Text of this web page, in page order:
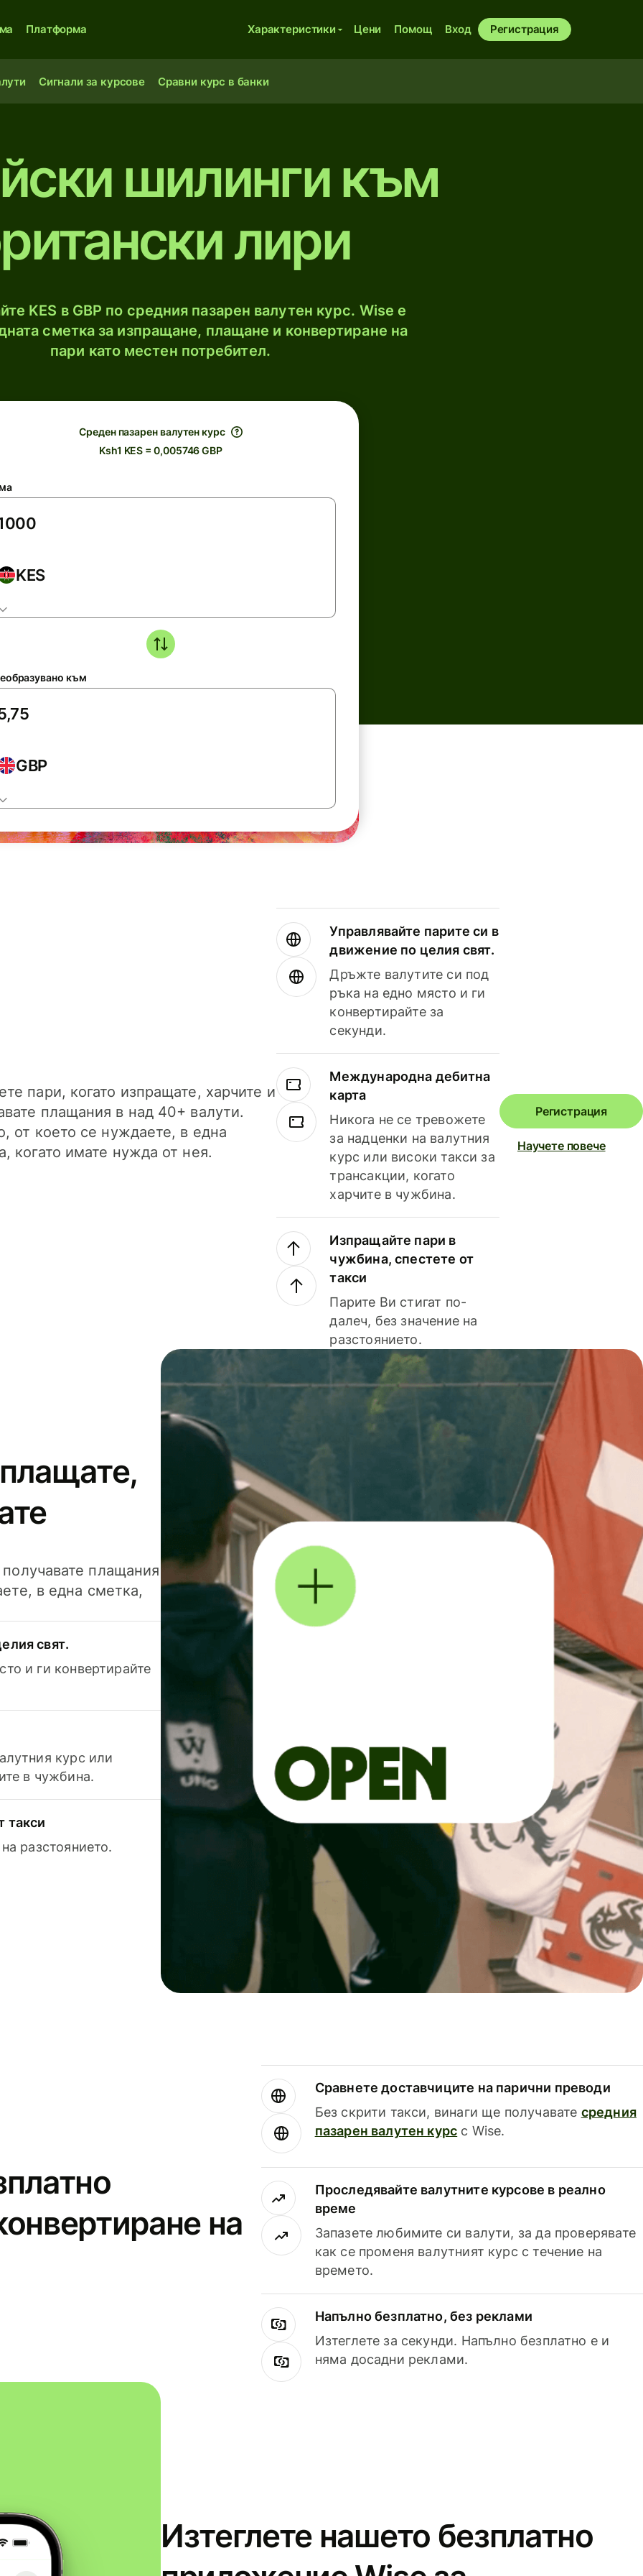
Платформа Характеристики Цени Помощ Вход Регистрация
Сигнали за курсове Сравни курс в банки
шилинги към
лири
KES в GBP по средния пазарен валутен курс. Wise е
сметка за изпращане, плащане и конвертиране на
пари като местен потребител.
Среден пазарен валутен курс
Ksh1 KES = 0,005746 GBP
KES
към
GBP
пари, когато изпращате, харчите и
плащания в над 40+ валути.
от което се нуждаете, в една
когато имате нужда от нея.
Управлявайте парите си в
движение по целия свят.
Дръжте валутите си под
ръка на едно място и ги
конвертирайте за
секунди.
Международна дебитна
карта
Никога не се тревожете
за надценки на валутния
курс или високи такси за
трансакции, когато
харчите в чужбина.
Изпращайте пари в
чужбина, спестете от
такси
Парите Ви стигат по-
далеч, без значение на
разстоянието.
Регистрация
Научете повече
плащания
в една сметка,
свят.
и ги конвертирайте
курс или
в чужбина.
такси
разстоянието.
на
Сравнете доставчиците на парични преводи
Без скрити такси, винаги ще получавате средния
пазарен валутен курс с Wise.
Проследявайте валутните курсове в реално
време
Запазете любимите си валути, за да проверявате
как се променя валутният курс с течение на
времето.
Напълно безплатно, без реклами
Изтеглете за секунди. Напълно безплатно е и
няма досадни реклами.
Изтеглете нашето безплатно